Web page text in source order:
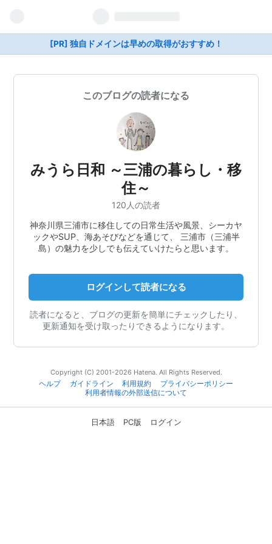
[PR] 独自ドメインは早めの取得がおすすめ！
このブログの読者になる
みうら日和 ～三浦の暮らし・移
住～
120人の読者
神奈川県三浦市に移住しての日常生活や風景、シーカヤ
ックやSUP、海あそびなどを通じて、 三浦市（三浦半
島）の魅力を少しでも伝えていけたらと思います。
ログインして読者になる
読者になると、ブログの更新を簡単にチェックしたり、
更新通知を受け取ったりできるようになります。
Copyright (C) 2001-2026 Hatena. All Rights Reserved.
ヘルプ
ガイドライン 利用規約
プライバシーポリシー
利用者情報の外部送信について
日本語 PC版 ログイン